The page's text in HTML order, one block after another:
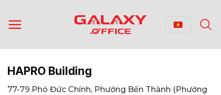
qua
nội
HAPRO Building
77-79 Phó Đức Chính, Phường Bến Thành (Phường